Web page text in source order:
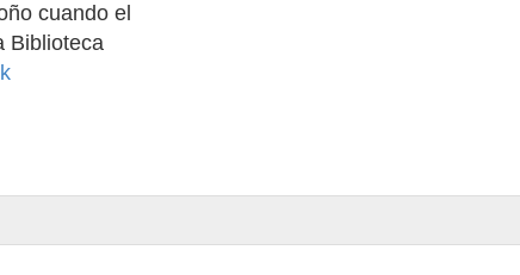
cuando el
Biblioteca